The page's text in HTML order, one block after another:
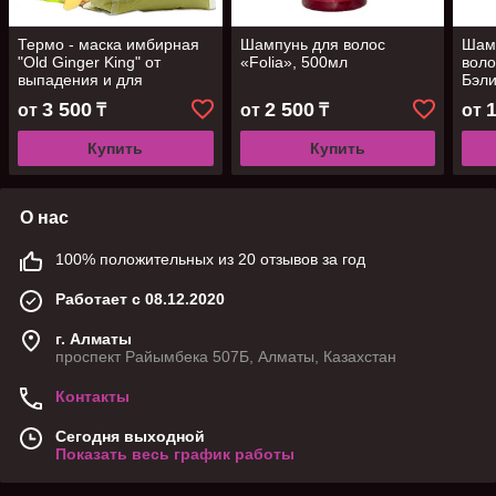
Термо - маска имбирная
"Old Ginger King" от
выпадения и для
1000 мл
от 3 500 ₸
Купить
Шампунь для волос
«Folia», 500мл
от 2 500₸
Купить
от
О нас
100% положительных из 20 отзывов за год
Работает с 08.12.2020
г. Алматы
проспект Райымбека 507Б, Алматы, Казахстан
Контакты
Сегодня выходной
Показать весь график работы